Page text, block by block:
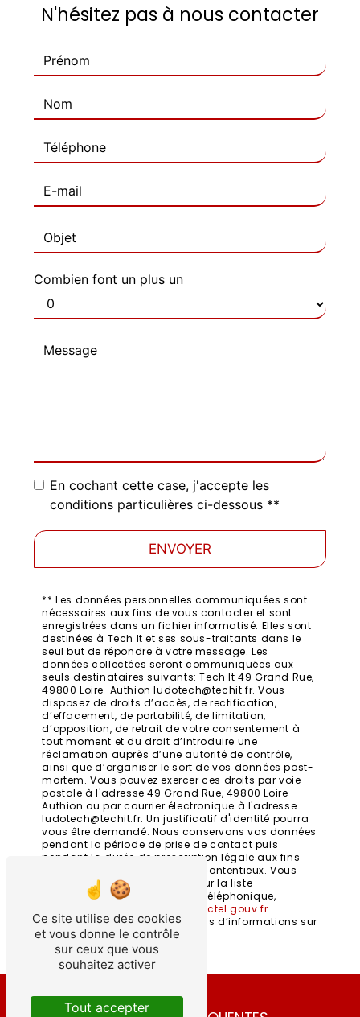
N'hésitez pas à nous contacter
Combien font un plus un
En cochant cette case, j'accepte les
conditions particulières ci-dessous **
ENVOYER
** Les données personnelles communiquées sont
nécessaires aux fins de vous contacter et sont
enregistrées dans un fichier informatisé. Elles sont
destinées à Tech It et ses sous-traitants dans le
seul but de répondre à votre message. Les
données collectées seront communiquées aux
seuls destinataires suivants: Tech It 49 Grand Rue,
49800 Loire-Authion ludotech@techit.fr. Vous
disposez de droits d’accès, de rectification,
d’effacement, de portabilité, de limitation,
d’opposition, de retrait de votre consentement à
tout moment et du droit d’introduire une
réclamation auprès d’une autorité de contrôle,
ainsi que d’organiser le sort de vos données post-
mortem. Vous pouvez exercer ces droits par voie
postale à l'adresse 49 Grand Rue, 49800 Loire-
Authion ou par courrier électronique à l'adresse
ludotech@techit.fr. Un justificatif d'identité pourra
vous être demandé. Nous conservons vos données
pendant la période de prise de contact puis
pendant la durée de prescription légale aux fins
probatoires et de gestion des contentieux. Vous
avez le droit de vous inscrire sur la liste
d'opposition au démarchage téléphonique,
Bloctel.gouv.fr.
Consultez le site cnil.fr pour plus d’informations sur
vos droits.
Ce site utilise des cookies
et vous donne le contrôle
sur ceux que vous
souhaitez activer
Tout accepter